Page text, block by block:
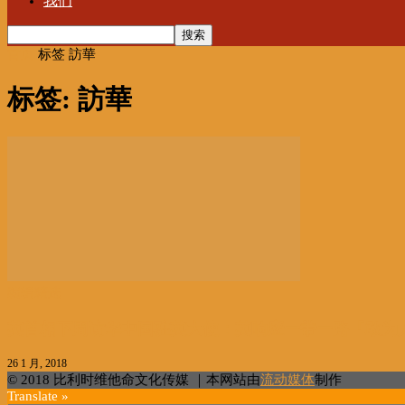
标签 訪華
标签: 訪華
26 1 月, 2018
© 2018 比利时维他命文化传媒 ｜本网站由流动媒体制作
Translate »